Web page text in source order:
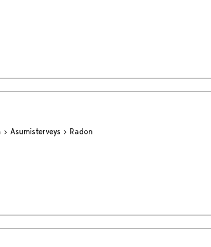
Asumisterveys Radon